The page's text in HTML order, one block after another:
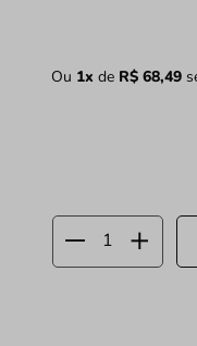
Ou 1x de R$ 68,49